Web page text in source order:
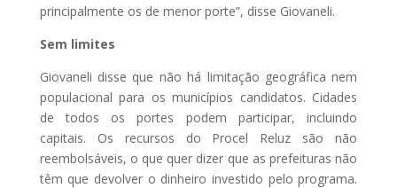
principalmente os de menor porte”, disse Giovaneli.
Sem limites
Giovaneli disse que não há limitação geográfica nem
populacional para os municípios candidatos. Cidades
de todos os portes podem participar, incluindo
capitais. Os recursos do Procel Reluz são não
reembolsáveis, o que quer dizer que as prefeituras não
têm que devolver o dinheiro investido pelo programa.